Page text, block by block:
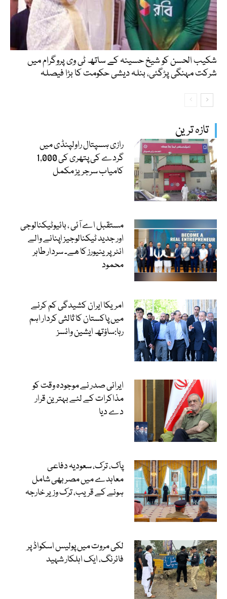
تازہ ترین
رازی ہسپتال راولپنڈی میں
گردے کی پتھری کی 1,000
کامیاب سرجریز مکمل
مستقبل اے آئی ، بائیوٹیکنالوجی
اور جدید ٹیکنالوجیز اپنانے والے
انٹرپرینیورز کا ھے۔ سردار طاہر
محمود
امریکا ایران کشیدگی کم کرنے
میں پاکستان کا ثالثی کردار اہم
رہا:ساؤتھ ایشین وائسز
ایرانی صدر نے موجودہ وقت کو
مذاکرات کے لئے بہترین قرار
دے دیا
پاک، ترک، سعودیہ دفاعی
معاہدے میں مصر بھی شامل
ہونے کے قریب، ترک وزیر خارجہ
لکی مروت میں پولیس اسکواڈ پر
فائرنگ، ایک اہلکار شہید
شکیب الحسن کو شیخ حسینہ کے ساتھ ٹی وی پروگرام میں
شرکت مہنگی پڑگئی، بنلہ دیشی حکومت کا بڑا فیصلہ